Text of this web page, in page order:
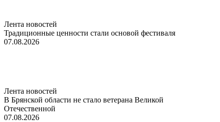
Лента новостей
Традиционные ценности стали основой фестиваля
07.08.2026
Лента новостей
В Брянской области не стало ветерана Великой
Отечественной
07.08.2026